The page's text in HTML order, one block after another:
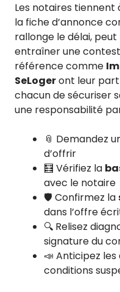
Les notaires tiennent
la fiche d’annonce
rallonge le délai,
entraîner une
référence comme
SeLogeront leur part
chacun de sécuriser
une responsabilité
📎 Demandez
d’offrir
🧮 Vérifiez la
avec le notaire
🛡️ Confirmez la
dans l’offre
🔍 Relisez
signature du
📣 Anticipez
conditions